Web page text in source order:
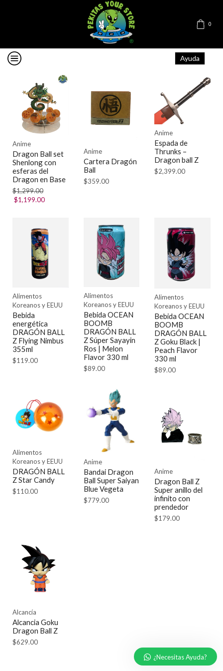
0
Ayuda
Anime
Dragon Ball set
Shenlong con
esferas del
Dragon en Base
$1,299.00
$1,199.00
Anime
Cartera Dragón
Ball
$359.00
Anime
Espada de
Thrunks –
Dragon ball Z
$2,399.00
Alimentos
Koreanos y EEUU
Bebida
energética
DRAGÓN BALL
Z Flying Nimbus
355ml
$119.00
Alimentos
Koreanos y EEUU
Bebida OCEAN
BOOMB
DRAGÓN BALL
Z Súper Sayayin
Ros | Melon
Flavor 330 ml
$89.00
Alimentos
Koreanos y EEUU
Bebida OCEAN
BOOMB
DRAGÓN BALL
Z Goku Black |
Peach Flavor
330 ml
$89.00
Alimentos
Koreanos y EEUU
DRAGÓN BALL
Z Star Candy
$110.00
Anime
Bandai Dragon
Ball Super Saiyan
Blue Vegeta
$779.00
Anime
Dragon Ball Z
Super anillo del
infinito con
prendedor
$179.00
Alcancía
Alcancia Goku
Dragon Ball Z
$629.00
¿Necesitas Ayuda?